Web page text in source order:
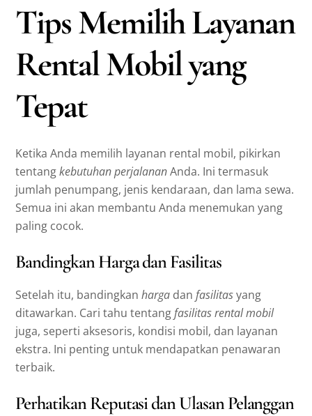
Tips Memilih Layanan
Rental Mobil yang
Tepat
Ketika Anda memilih layanan rental mobil, pikirkan
tentangkebutuhan perjalananAnda. Ini termasuk
jumlah penumpang, jenis kendaraan, dan lama sewa.
Semua ini akan membantu Anda menemukan yang
paling cocok.
Bandingkan Harga dan Fasilitas
Setelah itu, bandingkanharga danfasilitasyang
ditawarkan. Cari tahu tentangfasilitas rental mobil
juga, seperti aksesoris, kondisi mobil, dan layanan
ekstra. Ini penting untuk mendapatkan penawaran
terbaik.
Perhatikan Reputasi dan Ulasan Pelanggan